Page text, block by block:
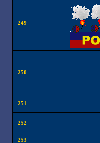
249
250
251
252
253